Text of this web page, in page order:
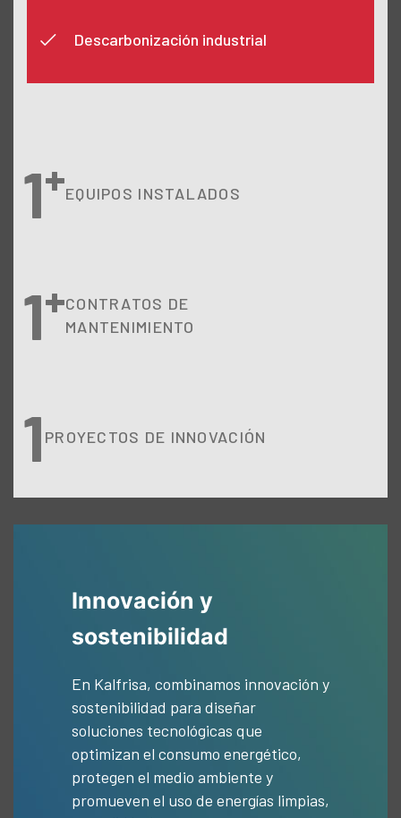
Descarbonización industrial
1+EQUIPOS INSTALADOS
1+CONTRATOS DE
MANTENIMIENTO
1 PROYECTOS DE INNOVACIÓN
Innovación y
sostenibilidad
En Kalfrisa, combinamos innovación y
sostenibilidad para diseñar
soluciones tecnológicas que
optimizan el consumo energético,
protegen el medio ambiente y
promueven el uso de energías limpias,